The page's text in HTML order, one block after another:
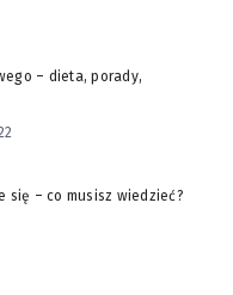
– dieta, porady,
się – co musisz wiedzieć?